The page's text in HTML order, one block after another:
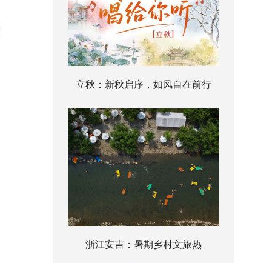
立秋：新秋启序，如风自在前行
浙江安吉：暑期乡村文旅热